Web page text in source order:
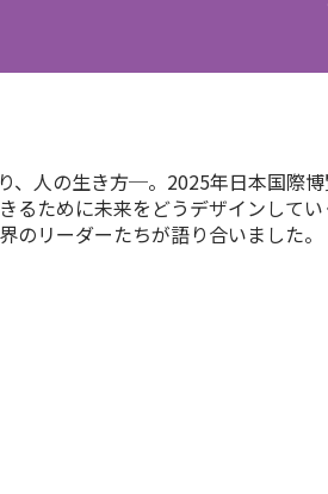
人の生き方─。2025年日本国際
ために未来をどうデザインしてい
のリーダーたちが語り合いました。